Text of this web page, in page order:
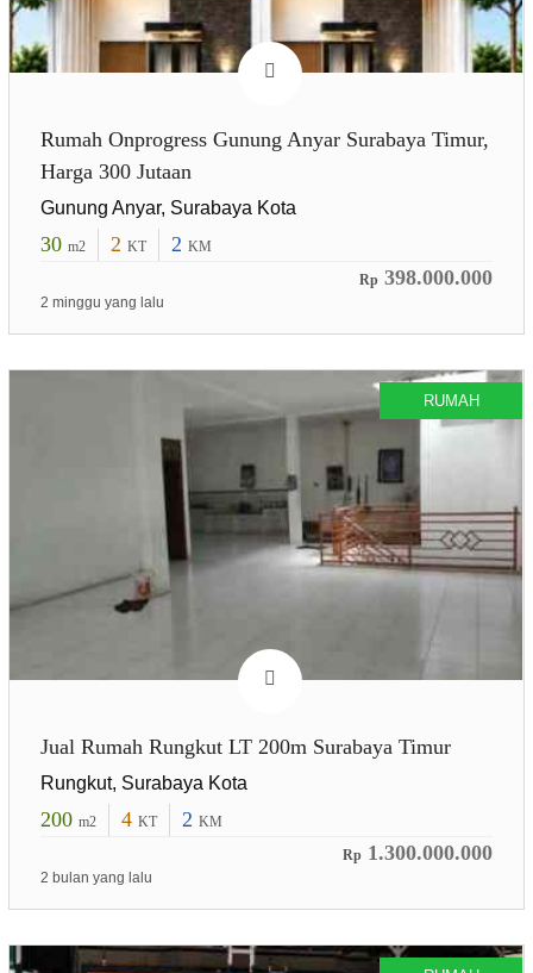
Rumah Onprogress Gunung Anyar Surabaya Timur,
Harga 300 Jutaan
Gunung Anyar, Surabaya Kota
30 m2 2 KT 2 KM
Rp 398.000.000
2 minggu yang lalu
RUMAH
Jual Rumah Rungkut LT 200m Surabaya Timur
Rungkut, Surabaya Kota
200 m2 4 KT 2 KM
Rp 1.300.000.000
2 bulan yang lalu